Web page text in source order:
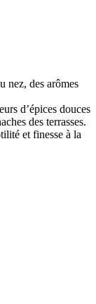
nez, des arômes
d’épices douces
des terrasses.
et finesse à la